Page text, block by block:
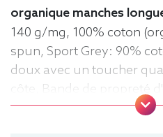
organique manches
140 g/mg, 100% coton
spun, Sport Grey: 90%
doux avec un toucher
côte, Bande de propreté
Coutures latérales, puce